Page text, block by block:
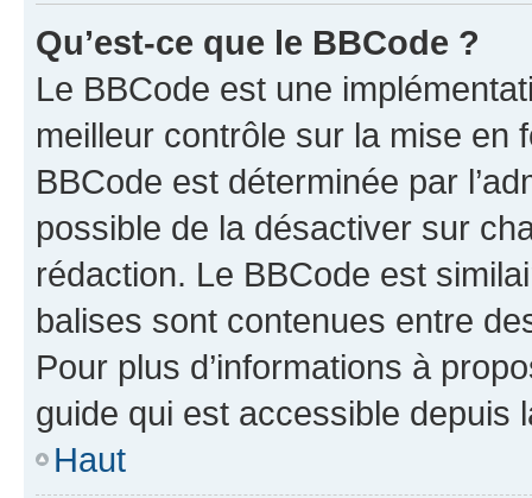
Qu’est-ce que le BBCode ?
Le BBCode est une
meilleur contrôle sur la mise en
BBCode est déterminée par
possible de la désactiver sur
rédaction. Le BBCode est
balises sont contenues entre
Pour plus d’informations à
guide qui est accessible depuis
Haut